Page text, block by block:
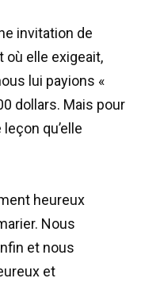
invitation de
où elle exigeait,
lui payions «
dollars. Mais pour
qu’elle
heureux
Nous
et nous
et